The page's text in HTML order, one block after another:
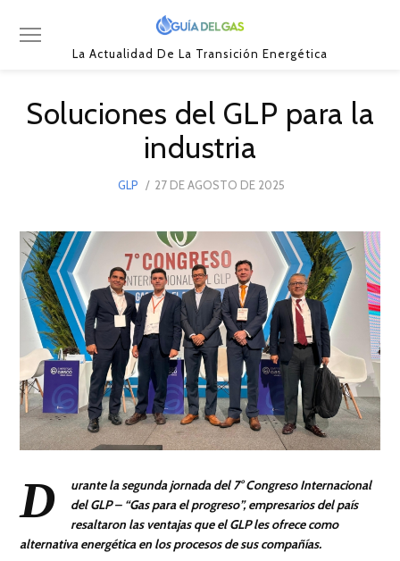
La Actualidad De La Transición Energética
Soluciones del GLP para la
industria
GLP
POSTED
27 DE AGOSTO DE 2025
DE
2025
D
urante la segunda jornada del 7° Congreso Internacional
del GLP – “Gas para el progreso”, empresarios del país
resaltaron las ventajas que el GLP les ofrece como
alternativa energética en los procesos de sus compañías.